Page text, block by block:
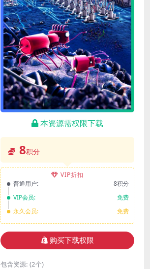
本资源需权限下载
8积分
VIP折扣
普通用户:
8积分
VIP会员:
免费
永久会员:
免费
购买下载权限
包含资源: (2个)